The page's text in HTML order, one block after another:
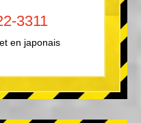
3311
en japonais